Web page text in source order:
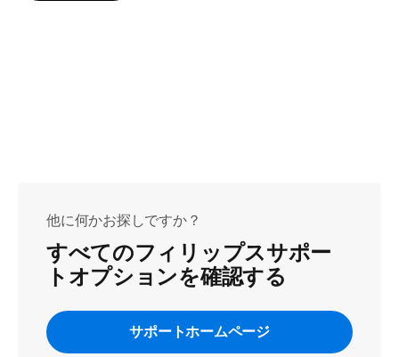
他に何かお探しですか？
すべてのフィリップスサポー
トオプションを確認する
サポートホームページ